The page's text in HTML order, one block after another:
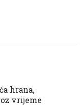
hrana,
vrijeme